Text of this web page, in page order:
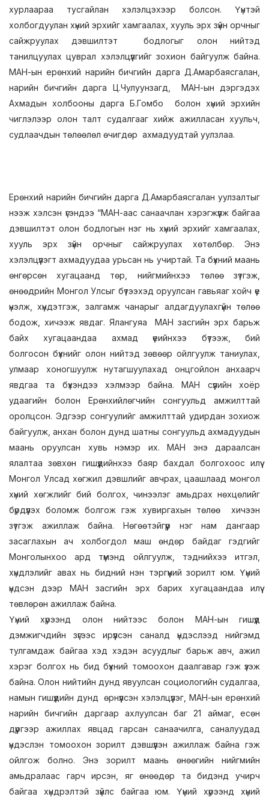
хурлаараа тусгайлан хэлэлцэхээр болсон. Үүнтэй
холбогдуулан хүний эрхийг хамгаалах, хууль эрх зүйн орчныг
сайжруулах дэвшилтэт бодлогыг олон нийтэд
танилцуулах цуврал хэлэлцүүлгийг зохион байгуулж байна.
МАН-ын ерөнхий нарийн бичгийн дарга Д.Амарбаясгалан,
нарийн бичгийн дарга Ц.Чулуунзагд, МАН-ын дэргэдэх
Ахмадын холбооны дарга Б.Гомбо болон хүний эрхийн
чиглэлээр олон талт судалгааг хийж ажилласан хуульч,
судлаачдын төлөөлөл өчигдөр ахмадуудтай уулзлаа.
Ерөнхий нарийн бичгийн дарга Д.Амарбаясгалан уулзалтыг
нээж хэлсэн үгэндээ “МАН-аас санаачлан хэрэгжүүлж байгаа
дэвшилтэт олон бодлогын нэг нь хүний эрхийг хамгаалах,
хууль эрх зүйн орчныг сайжруулах хөтөлбөр. Энэ
хэлэлцүүлэгт ахмадуудаа урьсан нь учиртай. Та бүхний маань
өнгөрсөн хугацаанд төр, нийгмийнхээ төлөө зүтгэж,
өнөөдрийн Монгол Улсыг бүтээхэд оруулсан гавьяаг хойч үе
үнэлж, хүндэтгэж, залгамж чанарыг алдагдуулахгүйн төлөө
бодож, хичээж явдаг. Ялангуяа МАН засгийн эрх барьж
байх хугацаандаа ахмад үеийнхээ бүтээж, бий
болгосон бүхнийг олон нийтэд зөвөөр ойлгуулж таниулах,
улмаар хоногшуулж нутагшуулахад онцгойлон анхаарч
явдгаа та бүхэндээ хэлмээр байна. МАН сүүлийн хоёр
удаагийн болон Ерөнхийлөгчийн сонгуульд амжилттай
оролцсон. Эдгээр сонгуулийг амжилттай удирдан зохиож
байгуулж, анхан болон дунд шатны сонгуульд ахмадуудын
маань оруулсан хувь нэмэр их. МАН энэ дараалсан
ялалтаа зөвхөн гишүүдийнхээ баяр бахдал болгохоос илүү
Монгол Улсад хөгжил дэвшлийг авчрах, цаашлаад монгол
хүний хөгжлийг бий болгох, чинээлэг амьдрах нөхцөлийг
бүрдүүлэх боломж болгож гэж хувиргахын төлөө хичээн
зүтгэж ажиллаж байна. Нөгөөтэйгүүр нэг нам дангаар
засаглахын ач холбогдол маш өндөр байдаг гэдгийг
Монголынхоо ард түмэнд ойлгуулж, тэднийхээ итгэл,
хүндлэлийг авах нь бидний нэн тэргүүний зорилт юм. Үүний
үндсэн дээр МАН засгийн эрх барих хугацаандаа илүү
төвлөрөн ажиллаж байна.
Үүний хүрээнд олон нийтээс болон МАН-ын гишүүд
дэмжигчдийн зүгээс ирүүлсэн саналд үндэслээд нийгэмд
тулгамдаж байгаа хэд хэдэн асуудлыг барьж авч, ажил
хэрэг болгох нь бид бүхний томоохон даалгавар гэж үзэж
байна. Олон нийтийн дунд явуулсан социологийн судалгаа,
намын гишүүдийн дунд өрнүүлсэн хэлэлцүүлэг, МАН-ын ерөнхий
нарийн бичгийн даргаар ахлуулсан баг 21 аймаг, есөн
дүүргээр ажиллах явцад гарсан санаачилга, саналуудад
үндэслэн томоохон зорилт дэвшүүлэн ажиллаж байна гэж
ойлгож болно. Энэ зорилт маань өнөөгийн нийгмийн
амьдралаас гарч ирсэн, яг өнөөдөр та бидэнд учирч
байгаа хүндрэлтэй зүйлс байгаа юм. Үүний хүрээнд хүний